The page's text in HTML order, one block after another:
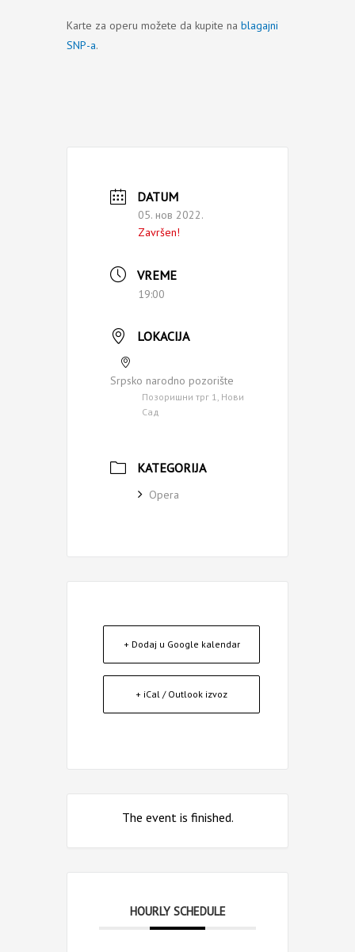
Karte za operu možete da kupite na blagajni
SNP-a.
DATUM
05. нов 2022.
Završen!
VREME
19:00
LOKACIJA
Srpsko narodno pozorište
Позоришни трг 1, Нови
Сад
KATEGORIJA
Opera
+ Dodaj u Google kalendar
+ iCal / Outlook izvoz
The event is finished.
HOURLY SCHEDULE